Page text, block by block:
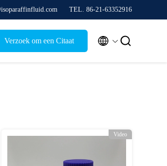
TEL. 86-21-63352916
Verzoek om een Citaat  
Video